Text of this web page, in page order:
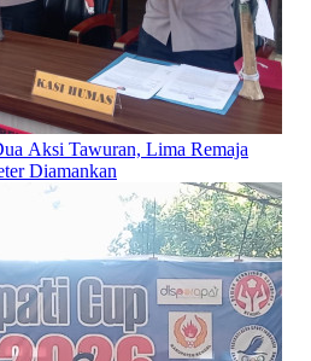
Aksi Tawuran, Lima Remaja
Diamankan